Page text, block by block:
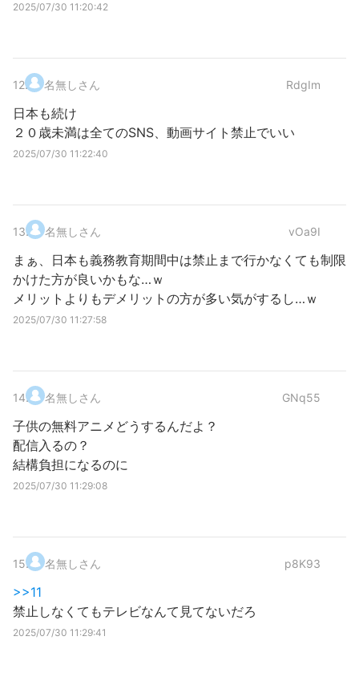
2025/07/30 11:20:42
12. 名無しさん RdgIm
日本も続け
２０歳未満は全てのSNS、動画サイト禁止でいい
2025/07/30 11:22:40
13. 名無しさん vOa9I
まぁ、日本も義務教育期間中は禁止まで行かなくても制限
かけた方が良いかもな…ｗ
メリットよりもデメリットの方が多い気がするし…ｗ
2025/07/30 11:27:58
14. 名無しさん GNq55
子供の無料アニメどうするんだよ？
配信入るの？
結構負担になるのに
2025/07/30 11:29:08
15. 名無しさん p8K93
>>11
禁止しなくてもテレビなんて見てないだろ
2025/07/30 11:29:41